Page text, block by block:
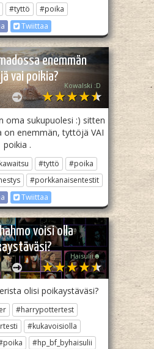
#tyttö
#poika
Twiittaa
enemmän
vai poikia?
Kowalski :D
oma sukupuolesi :) sitten
on enemmän, tyttöjä VAI
poikia .
#tyttö
#poika
#porkkanaisentestit
Twiittaa
voisi olla
Haisulii☻️
olisi poikaystäväsi?
#harrypottertest
#kukavoisiolla
#hp_bf_byhaisulii